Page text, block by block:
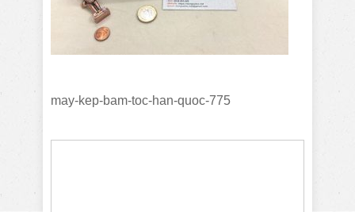
may-kep-bam-toc-han-quoc-775